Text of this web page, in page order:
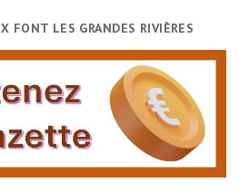
FONT LES GRANDES RIVIÈRES